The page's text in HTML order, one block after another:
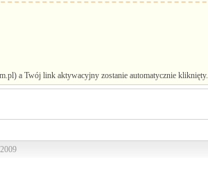
a Twój link aktywacyjny zostanie automatycznie kliknięty.